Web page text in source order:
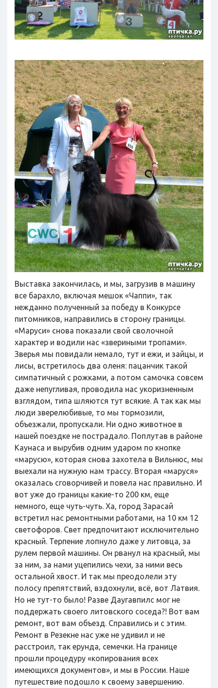
Выставка закончилась, и мы, загрузив в машину
все барахло, включая мешок «Чаппи», так
нежданно полученный за победу в Конкурсе
питомников, направились в сторону границы.
«Маруси» снова показали свой сволочной
характер и водили нас «звериными тропами».
Зверья мы повидали немало, тут и ежи, и зайцы, и
лисы, встретилось два оленя: пацанчик такой
симпатичный с рожками, а потом самочка совсем
даже непугливая, проводила нас укоризненным
взглядом, типа шляются тут всякие. А так как мы
люди зверелюбивые, то мы тормозили,
объезжали, пропускали. Ни одно животное в
нашей поездке не пострадало. Поплутав в районе
Каунаса и вырубив одним ударом по кнопке
«марусю», которая снова захотела в Вильнюс, мы
выехали на нужную нам трассу. Вторая «маруся»
оказалась сговорчивей и повела нас правильно. И
вот уже до границы какие-то 200 км, еще
немного, еще чуть-чуть. Ха, город Зарасай
встретил нас ремонтными работами, на 10 км 12
светофоров. Свет предпочитают исключительно
красный. Терпение лопнуло даже у литовца, за
рулем первой машины. Он рванул на красный, мы
за ним, за нами уцепились чехи, за ними весь
остальной хвост. И так мы преодолели эту
полосу препятствий, вздохнули, всё, вот Латвия.
Но не тут-то было! Разве Даугавпилс мог не
поддержать своего литовского соседа?! Вот вам
ремонт, вот вам объезд. Справились и с этим.
Ремонт в Резекне нас уже не удивил и не
расстроил, так ерунда, семечки. На границе
прошли процедуру «копирования всех
имеющихся документов», и мы в России. Наше
путешествие подошло к своему завершению.